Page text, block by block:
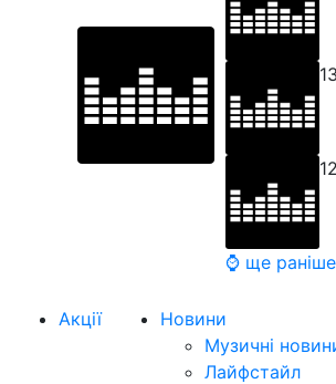
⌚ ще раніше
Акції
Новини
Музичні
Лайфстайл